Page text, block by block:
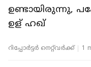
ഉണ്ടായിരുന്നു,
ഉള് ഹഖ്
റിപ്പോർട്ടർ നെറ്റ്‌വര്‍ക്ക്‌ 1